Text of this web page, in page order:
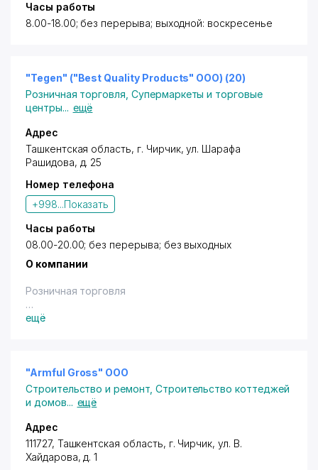
Часы работы
8.00-18.00; без перерыва; выходной: воскресенье
"Tegen" ("Best Quality Products" ООО) (20)
Розничная торговля ,Супермаркеты и торговые
центры... ещё
Адрес
Ташкентская область, г. Чирчик,ул. Шарафа
Рашидова, д. 25
Номер телефона
+998...Показать
Часы работы
08.00-20.00; без перерыва; без выходных
О компании
Розничная торговля
Владельцам дисконтных карт с логотипом "Город
ещё
"Armful Gross" ООО
Строительство и ремонт, Строительство коттеджей
и домов... ещё
Адрес
111727, Ташкентская область, г. Чирчик,ул. В.
Хайдарова, д. 1